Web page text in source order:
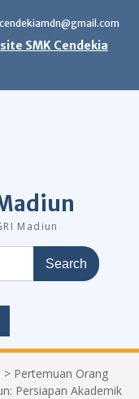
SMK Cendekia
Madiun
> Pertemuan Orang
Persiapan Akademik